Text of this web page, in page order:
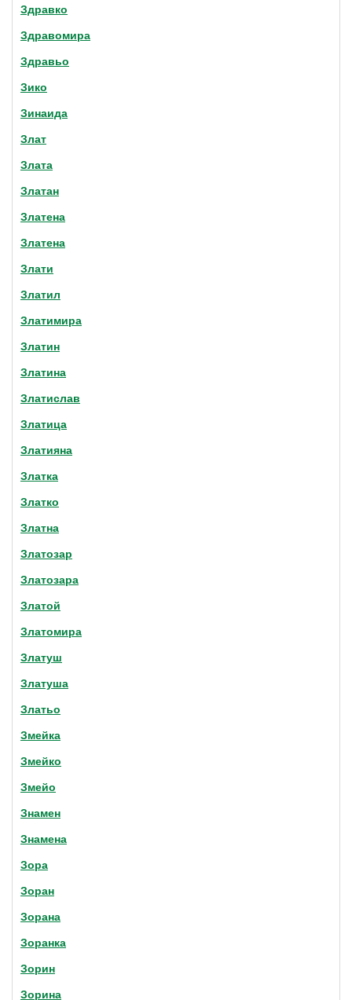
Здравко
Здравомира
Здравьо
Зико
Зинаида
Злат
Злата
Златан
Златена
Златена
Злати
Златил
Златимира
Златин
Златина
Златислав
Златица
Златияна
Златка
Златко
Златна
Златозар
Златозара
Златой
Златомира
Златуш
Златуша
Златьо
Змейка
Змейко
Змейо
Знамен
Знамена
Зора
Зоран
Зорана
Зоранка
Зорин
Зорина